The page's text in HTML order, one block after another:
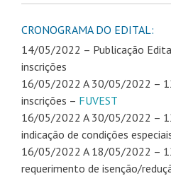
CRONOGRAMA DO EDITAL:
14/05/2022 – Publicação
inscrições
16/05/2022 A 30/05/2022 –
inscrições – FUVEST
16/05/2022 A 30/05/2022 –
indicação de condições
16/05/2022 A 18/05/2022 –
requerimento de isenção/